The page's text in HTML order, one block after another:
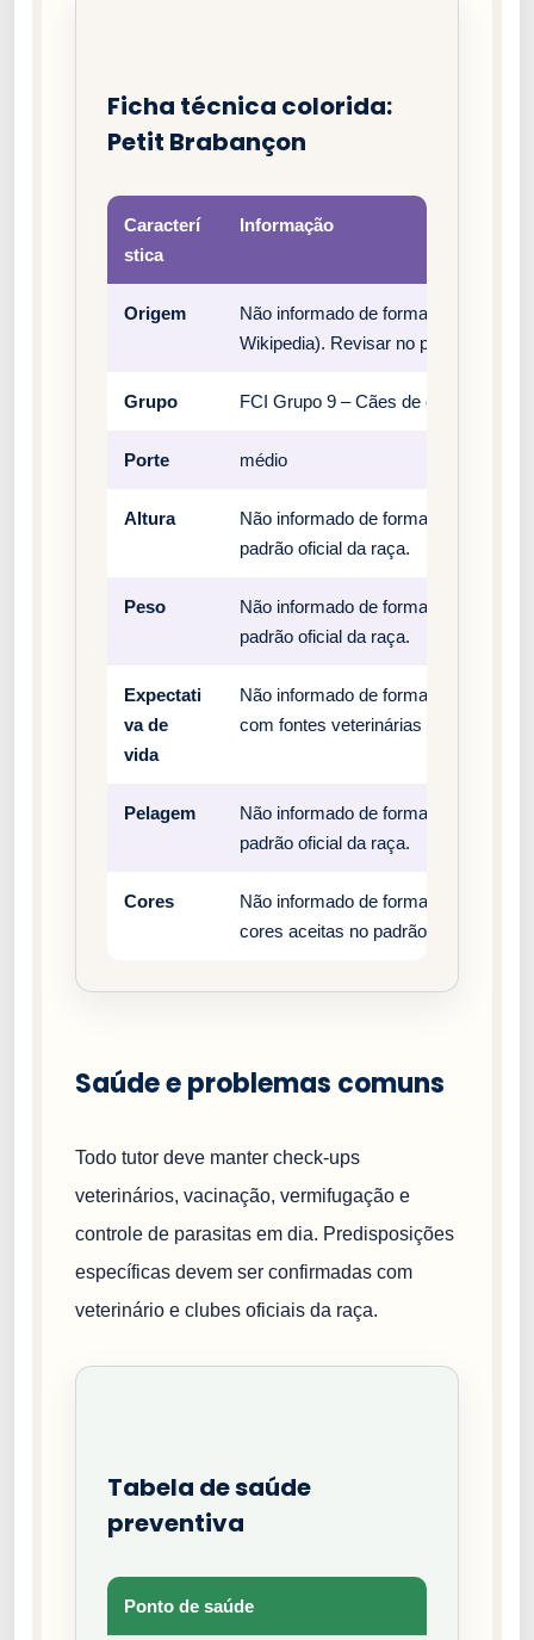
Ficha técnica colorida:
Petit Brabançon
Caracterí
stica
Informação
Origem
Não informado de forma estruturada
Wikipedia). Revisar no padrão oficial
Grupo FCI Grupo 9 – Cães de companhia
Porte médio
Altura
Não informado de forma estruturada
padrão oficial da raça.
Peso
Não informado de forma estruturada
padrão oficial da raça.
Expectati
va de
vida
Não informado de forma estruturada
com fontes veterinárias e clubes
Pelagem
Não informado de forma estruturada
padrão oficial da raça.
Cores
Não informado de forma estruturada
cores aceitas no padrão oficial da
Saúde e problemas comuns
Todo tutor deve manter check-ups
veterinários, vacinação, vermifugação e
controle de parasitas em dia. Predisposições
específicas devem ser confirmadas com
veterinário e clubes oficiais da raça.
Tabela de saúde
preventiva
Ponto de saúde